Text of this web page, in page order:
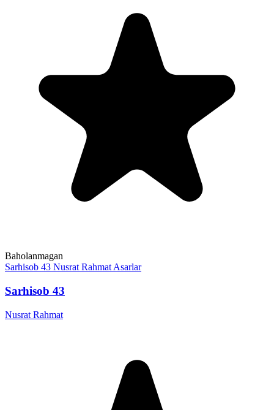
Baholanmagan
Sarhisob 43 Nusrat RahmatAsarlar
Sarhisob 43
Nusrat Rahmat